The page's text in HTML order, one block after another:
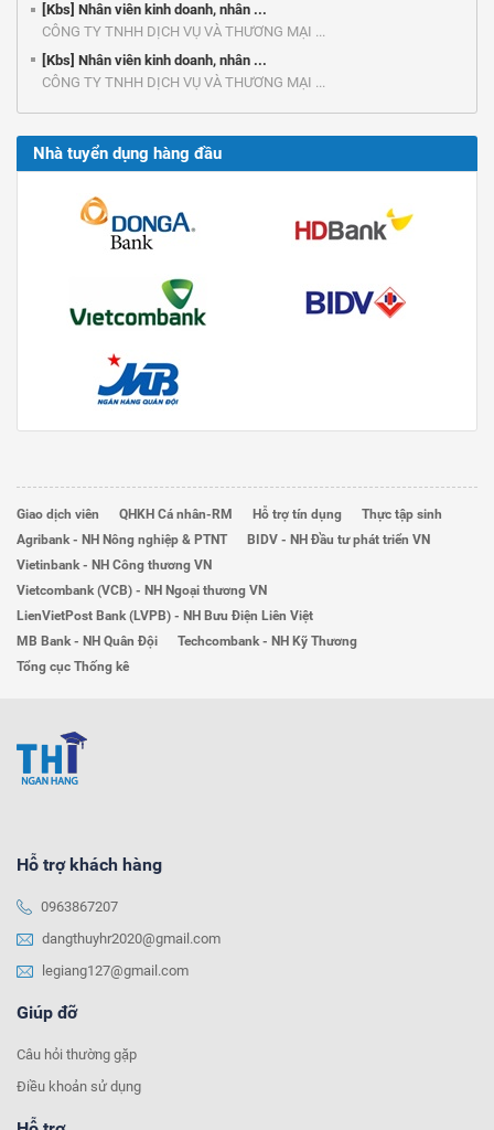
[Kbs] Nhân viên kinh doanh, nhân ...
CÔNG TY TNHH DỊCH VỤ VÀ THƯƠNG MẠI ...
[Kbs] Nhân viên kinh doanh, nhân ...
CÔNG TY TNHH DỊCH VỤ VÀ THƯƠNG MẠI ...
Nhà tuyển dụng hàng đầu
Giao dịch viên QHKH Cá nhân-RM Hỗ trợ tín dụng
Thực tập sinh
Agribank - NH Nông nghiệp & PTNT
BIDV - NH Đầu tư phát triển VN
Vietinbank - NH Công thương VN
Vietcombank (VCB) - NH Ngoại thương VN
LienVietPost Bank (LVPB) - NH Bưu Điện Liên Việt
MB Bank - NH Quân Đội
Techcombank - NH Kỹ Thương
Tổng cục Thống kê
Hỗ trợ khách hàng
0963867207
dangthuyhr2020@gmail.com
legiang127@gmail.com
Giúp đỡ
Câu hỏi thường gặp
Điều khoản sử dụng